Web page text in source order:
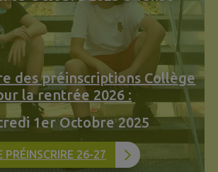
des préinscriptions Collège
la rentrée 2026 :
1er Octobre 2025
PRÉINSCRIRE 26-27